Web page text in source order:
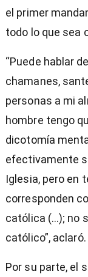
el primer
todo lo que sea
“Puede hablar
chamanes,
personas a mi
hombre tengo
dicotomía
efectivamente
Iglesia, pero en
corresponden
católica (…); no
católico”, aclaró.
Por su parte, el